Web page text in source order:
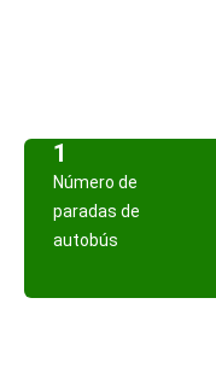
1
Número de
paradas de
autobús